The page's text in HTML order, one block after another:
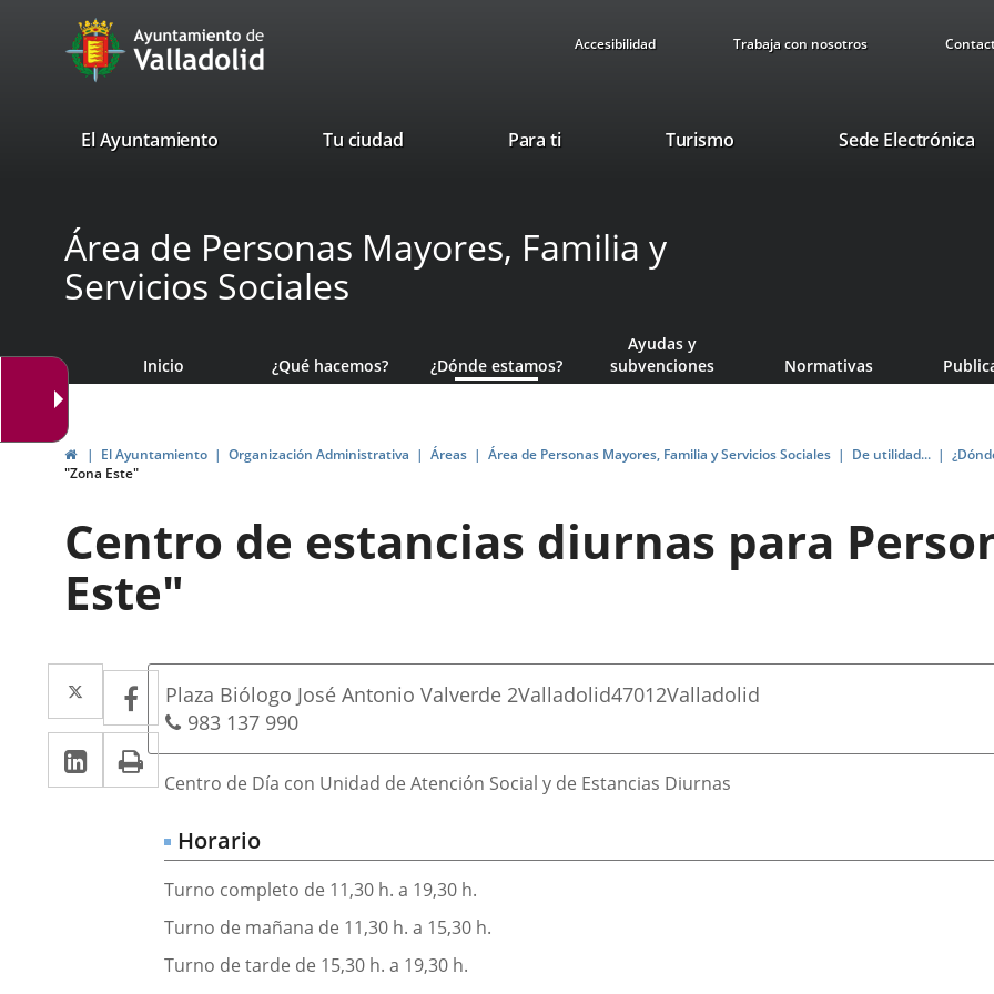
Portal
Web
Ayuntamiento
Valladolid
Accesibilidad Trabaja con nosotros
valladolid.es
El Ayuntamiento Tu ciudad Para ti TurismoEste
Sede Electrónica
Área de Personas Mayores, Familia y
Servicios Sociales
Inicio ¿Qué hacemos? ¿Dónde estamos?
Ayudas y
subvenciones
Normativas
InicioEl Ayuntamiento Organización Administrativa Áreas Área de Personas Mayores, Familia y Servicios Sociales De utilidad...
"Zona Este"
Centro de estancias diurnas para
Este"
Twitter
Enlace
a
una
aplicación
externa.
Facebook
Enlace
a
una
aplicación
externa.
LinkedIn
Enlace
a
aplicación
externa.
Imprimir
Dirección
Dirección
postal
Plaza Biólogo José Antonio Valverde 2Valladolid47012Valladolid
Teléfonos
983 137 990
Descripción
Centro de Día con Unidad de Atención Social y de Estancias Diurnas
Horario
Turno completo de 11,30 h. a 19,30 h.
Turno de mañana de 11,30 h. a 15,30 h.
Turno de tarde de 15,30 h. a 19,30 h.